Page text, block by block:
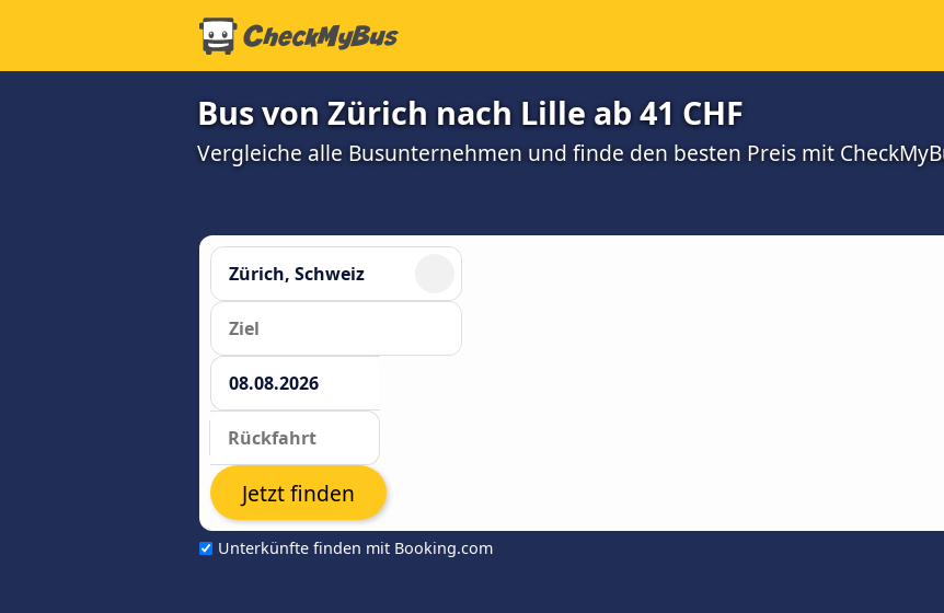
Bus von Zürich nach Lille ab 41 CHF
Vergleiche alle Busunternehmen und finde den besten Preis mit
Unterkünfte finden mit Booking.com
Jetzt finden